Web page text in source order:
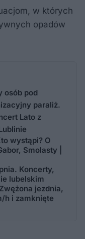
w których
opadów
osób pod
paraliż.
Lato z
wystąpi? O
Smolasty |
Koncerty,
lubelskim
jezdnia,
h i zamknięte